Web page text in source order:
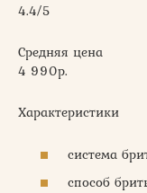
4.4/5
Средняя цена
4 990р.
Характеристики
система
способ